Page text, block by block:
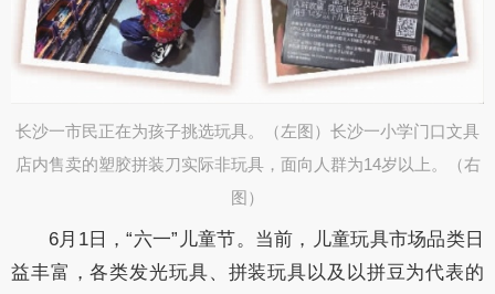
长沙一市民正在为孩子挑选玩具。（左图）长沙一小学门口文具
店内售卖的塑胶拼装刀实际非玩具，面向人群为14岁以上。（右
图）
6月1日，“六一”儿童节。当前，儿童玩具市场品类日
益丰富，各类发光玩具、拼装玩具以及以拼豆为代表的